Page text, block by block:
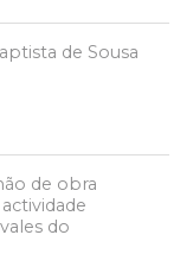
de Sousa
de obra
do